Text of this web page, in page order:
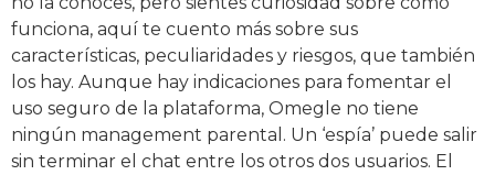
funciona, aquí te cuento más sobre sus
características, peculiaridades y riesgos, que también
los hay. Aunque hay indicaciones para fomentar el
uso seguro de la plataforma, Omegle no tiene
ningún management parental. Un ‘espía’ puede salir
sin terminar el chat entre los otros dos usuarios. El